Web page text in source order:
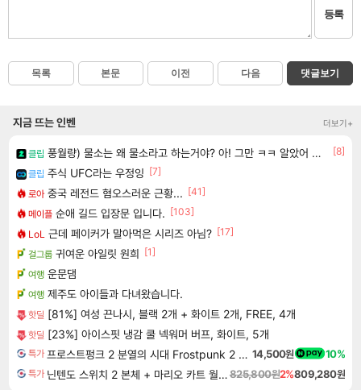
등록
목록 본문 이전 다음 댓글보기
지금 뜨는 인벤 더보기+
클립 풍월량) 물소는 왜 물소라고 하는거야? 아! 그만 ㅋㅋ 알았어 ㅋㅋ
[8]
클립 주식 UFC라는 우정잉 [7]
로아 중국 레전드 혐오스러운 근황... [41]
메이플 순애 길드 입장문 입니다. [103]
LoL 근데 페이커가 말아먹은 시리즈 아님? [17]
걸그룹 귀여운 아일릿 원희 [1]
여행 운문댐
여행 제주도 아이들과 다녀왔습니다.
핫딜 [81%] 여성 끈나시, 블랙 2개 + 화이트 2개, FREE, 4개
핫딜 [23%] 아이스핏 냉감 쿨 넥워머 버프, 화이트, 5개
특가 프로스트펑크 2 분열의 시대 Frostpunk 2 Breach of Trust DLC 14,500원 10%
특가 닌텐도 스위치 2 본체 + 마리오 카트 월드 + 포켓몬스터 레전드 ZA 닌텐도 스위치 2 에디션 번들825,800원2%809,280원